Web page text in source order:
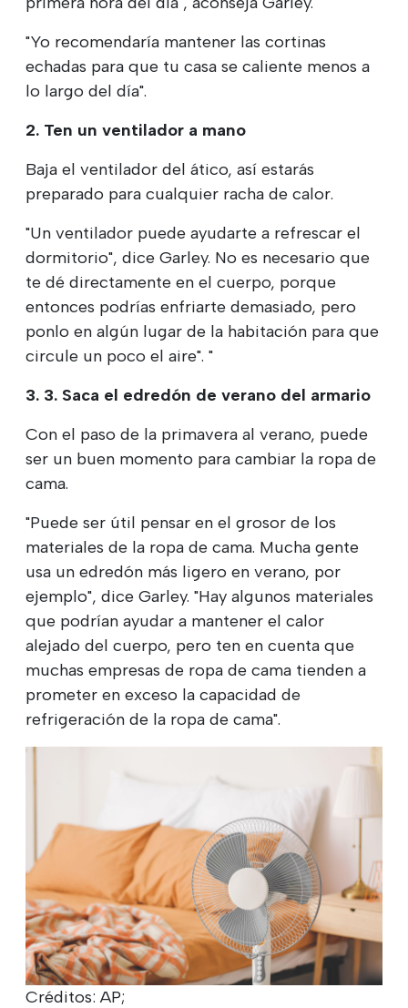
"Yo recomendaría mantener las cortinas
echadas para que tu casa se caliente menos a
lo largo del día".
2. Ten un ventilador a mano
Baja el ventilador del ático, así estarás
preparado para cualquier racha de calor.
"Un ventilador puede ayudarte a refrescar el
dormitorio", dice Garley. No es necesario que
te dé directamente en el cuerpo, porque
entonces podrías enfriarte demasiado, pero
ponlo en algún lugar de la habitación para que
circule un poco el aire". "
3. 3. Saca el edredón de verano del armario
Con el paso de la primavera al verano, puede
ser un buen momento para cambiar la ropa de
cama.
"Puede ser útil pensar en el grosor de los
materiales de la ropa de cama. Mucha gente
usa un edredón más ligero en verano, por
ejemplo", dice Garley. "Hay algunos materiales
que podrían ayudar a mantener el calor
alejado del cuerpo, pero ten en cuenta que
muchas empresas de ropa de cama tienden a
prometer en exceso la capacidad de
refrigeración de la ropa de cama".
Créditos: AP;